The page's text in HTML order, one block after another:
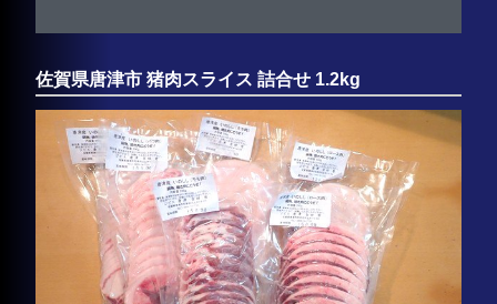
佐賀県唐津市 猪肉スライス 詰合せ 1.2kg